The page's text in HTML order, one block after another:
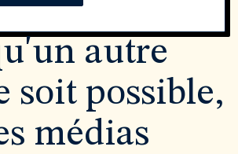
autre
soit possible,
médias